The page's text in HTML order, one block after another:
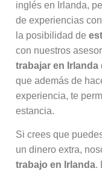
inglés en Irlanda,
de experiencias
la posibilidad de
con nuestros
trabajar en Irlanda
que además de
experiencia, te
estancia.
Si crees que
un dinero extra,
trabajo en Irlanda.